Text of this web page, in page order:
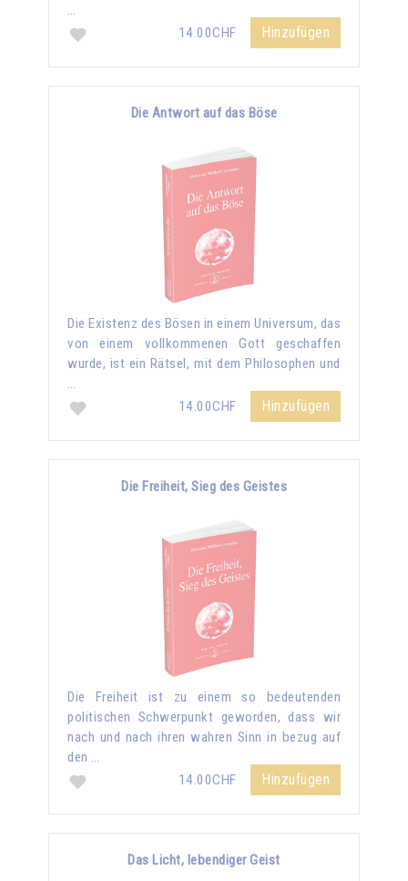
…
14.00CHF
Hinzufügen
Die Antwort auf das Böse
Die Existenz des Bösen in einem Universum, das
von einem vollkommenen Gott geschaffen
wurde, ist ein Rätsel, mit dem Philosophen und
…
14.00CHF
Hinzufügen
Die Freiheit, Sieg des Geistes
Die Freiheit ist zu einem so bedeutenden
politischen Schwerpunkt geworden, dass wir
nach und nach ihren wahren Sinn in bezug auf
den …
14.00CHF
Hinzufügen
Das Licht, lebendiger Geist